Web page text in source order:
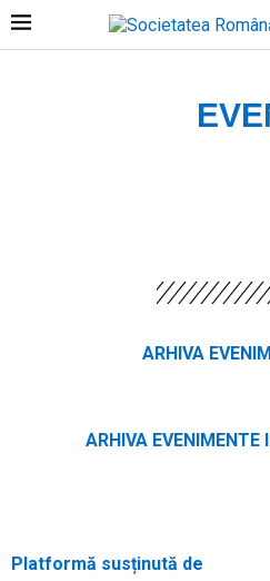
ARHIVA
ARHIVA EVENIMENTE
Platformă susținută de